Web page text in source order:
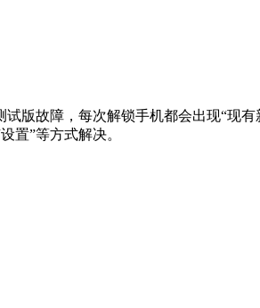
版故障，每次解锁手机都会出现“现
置”等方式解决。